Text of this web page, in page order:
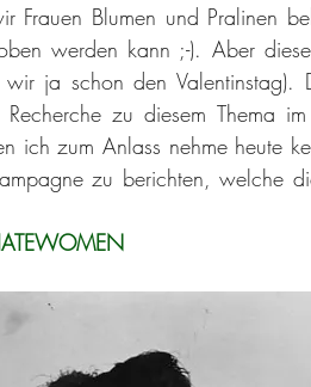
Frauen Blumen und Pralinen
werden kann ;-). Aber
ja schon den Valentinstag).
Recherche zu diesem Thema
ich zum Anlass nehme heute
zu berichten, welche